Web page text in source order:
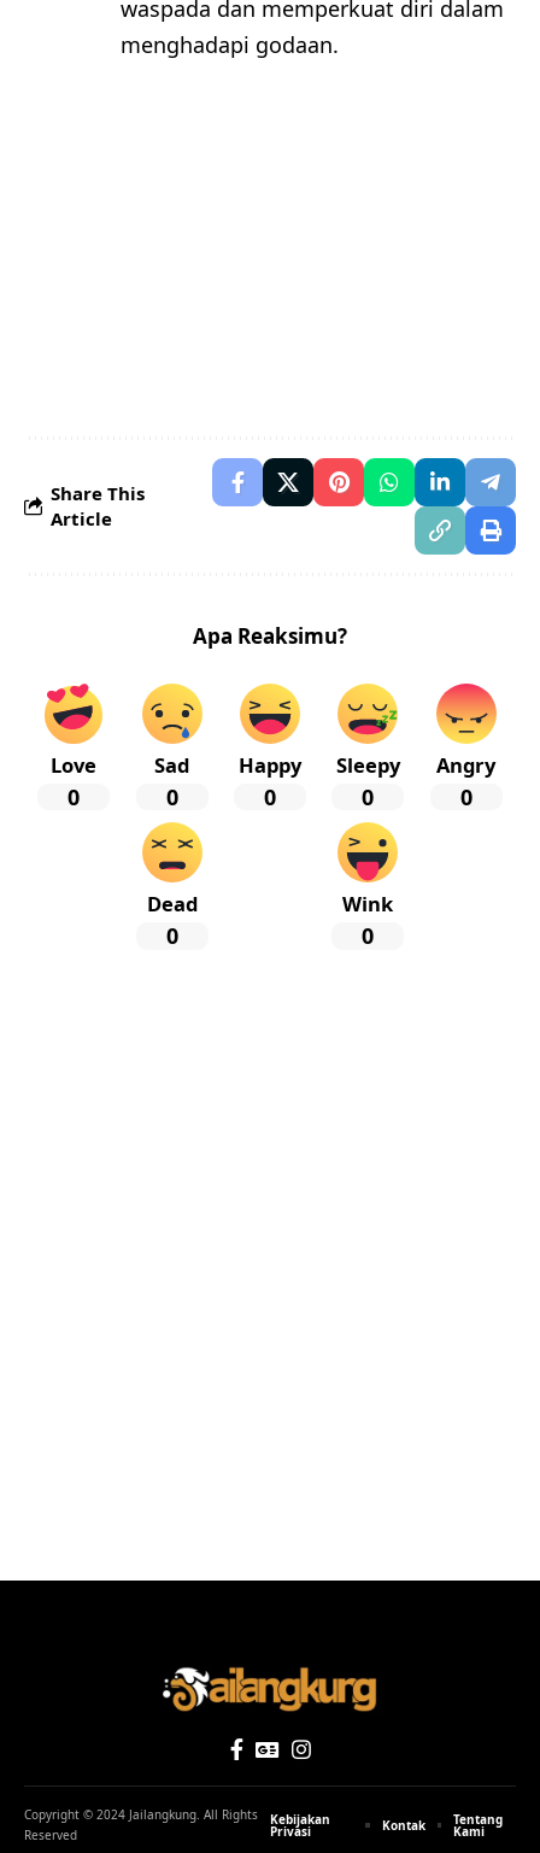
waspada dan memperkuat diri dalam
menghadapi godaan.
Share This
Article
Apa Reaksimu?
Love
0
Sad
0
Happy
0
Sleepy
0
Angry
0
Dead
0
Wink
0
Copyright © 2024 Jailangkung. All Rights
Reserved
Kebijakan
Privasi Kontak Tentang
Kami